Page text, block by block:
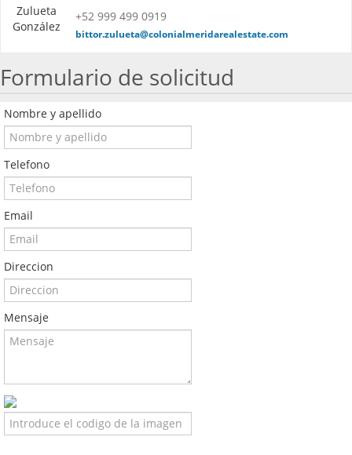
+52 999 499 0919
bittor.zulueta@colonialmeridarealestate.com
Formulario de solicitud
Nombre y apellido
Telefono
Email
Direccion
Mensaje